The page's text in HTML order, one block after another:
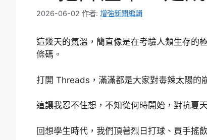
2026-06-02 作者: 增強新聞編輯
這幾天的氣溫，簡直像是在考驗人類生存的
條碼。
打開 Threads，滿滿都是大家對毒辣太陽的
這讓我忍不住想，不知從何時開始，對抗夏
回想學生時代，我們頂著烈日打球、買手搖